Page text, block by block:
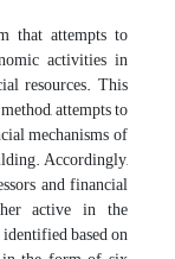
that attempts to
activities in
resources. This
attempts to
mechanisms of
Accordingly,
and financial
active in the
based on